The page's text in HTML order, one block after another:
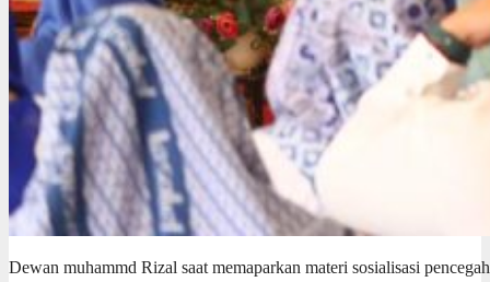
Dewan muhammd Rizal saat memaparkan materi sosialisasi